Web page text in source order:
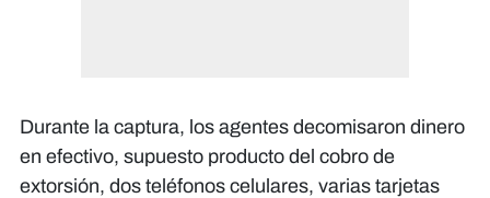
Durante la captura, los agentes decomisaron dinero
en efectivo, supuesto producto del cobro de
extorsión, dos teléfonos celulares, varias tarjetas